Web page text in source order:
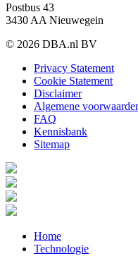
Postbus 43
3430 AA Nieuwegein
© 2026 DBA.nl BV
Privacy Statement
Cookie Statement
Disclaimer
Algemene
FAQ
Kennisbank
Sitemap
Home
Technologie